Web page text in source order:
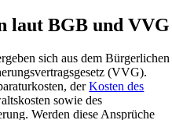
laut BGB und VVG
sich aus dem Bürgerlichen
(VVG).
derKosten des
sowie des
Werden diese Ansprüche